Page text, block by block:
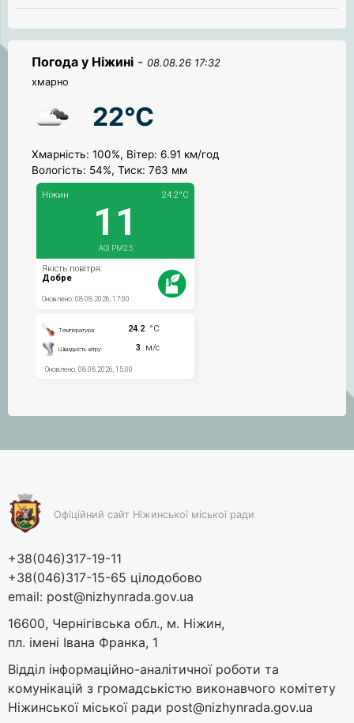
Погода у Ніжині - 08.08.26 17:32
хмарно
22°C
Хмарність: 100%, Вітер: 6.91 км/год
Вологість: 54%, Тиск: 763 мм
Офіційний сайт Ніжинської міської ради
+38(046)317-19-11
+38(046)317-15-65 цілодобово
email: post@nizhynrada.gov.ua
16600, Чернігівська обл., м. Ніжин,
пл. імені Івана Франка, 1
Відділ інформаційно-аналітичної роботи та
комунікацій з громадськістю виконавчого комітету
Ніжинської міської ради post@nizhynrada.gov.ua